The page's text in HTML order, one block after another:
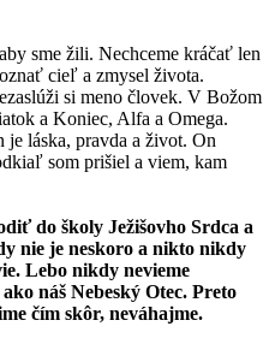
sme žili. Nechceme kráčať len
cieľ a zmysel života.
si meno človek. V Božom
a Koniec, Alfa a Omega.
je láska, pravda a život. On
som prišiel a viem, kam
do školy Ježišovho Srdca a
nie je neskoro a nikto nikdy
Lebo nikdy nevieme
náš Nebeský Otec. Preto
čím skôr, neváhajme.